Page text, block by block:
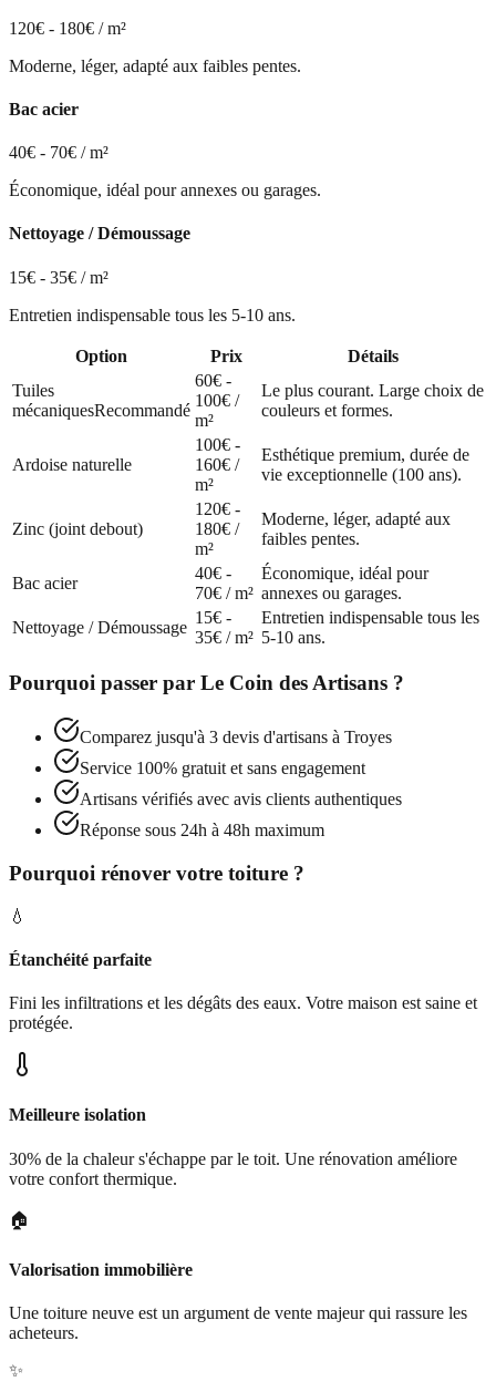
120€ - 180€ / m²
Moderne, léger, adapté aux faibles pentes.
Bac acier
40€ - 70€ / m²
Économique, idéal pour annexes ou garages.
Nettoyage / Démoussage
15€ - 35€ / m²
Entretien indispensable tous les 5-10 ans.
Option Prix
Détails
Tuiles
mécaniquesRecommandé
60€ -
100€ /
m²
Le plus courant. Large choix de
couleurs et formes.
Ardoise naturelle
100€ -
160€ /
m²
Esthétique premium, durée de
vie exceptionnelle (100 ans).
Zinc (joint debout)
120€ -
180€ /
m²
Moderne, léger, adapté aux
faibles pentes.
Bac acier
40€ -
70€ / m²
Économique, idéal pour
annexes ou garages.
Nettoyage / Démoussage
15€ -
35€ / m²
Entretien indispensable tous les
5-10 ans.
Pourquoi passer par Le Coin des Artisans ?
Comparez jusqu'à 3 devis d'artisans à Troyes
Service 100% gratuit et sans engagement
Artisans vérifiés avec avis clients authentiques
Réponse sous 24h à 48h maximum
Pourquoi rénover votre toiture ?
💧
Étanchéité parfaite
Fini les infiltrations et les dégâts des eaux. Votre maison est saine et
protégée.
Meilleure isolation
30% de la chaleur s'échappe par le toit. Une rénovation améliore
votre confort thermique.
🏠
Valorisation immobilière
Une toiture neuve est un argument de vente majeur qui rassure les
acheteurs.
✨